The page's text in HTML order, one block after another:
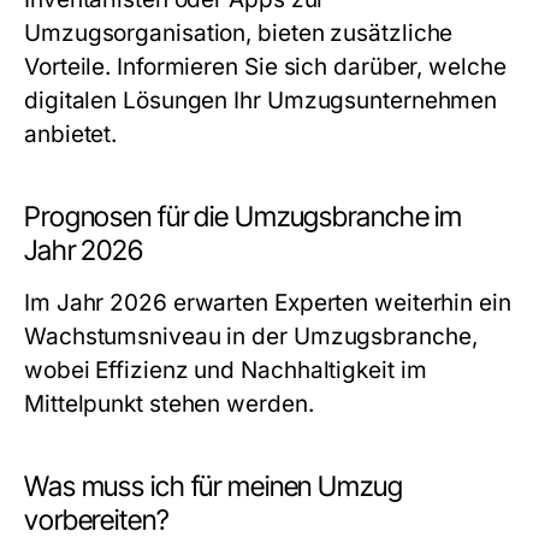
Umzugsorganisation, bieten zusätzliche
Vorteile. Informieren Sie sich darüber, welche
digitalen Lösungen Ihr Umzugsunternehmen
anbietet.
Prognosen für die Umzugsbranche im
Jahr 2026
Im Jahr 2026 erwarten Experten weiterhin ein
Wachstumsniveau in der Umzugsbranche,
wobei Effizienz und Nachhaltigkeit im
Mittelpunkt stehen werden.
Was muss ich für meinen Umzug
vorbereiten?